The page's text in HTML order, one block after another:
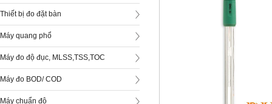
Thiết bị đo đặt bàn
Máy quang phổ
Máy đo độ đục, MLSS,TSS,TOC
Máy đo BOD/ COD
Máy chuẩn độ